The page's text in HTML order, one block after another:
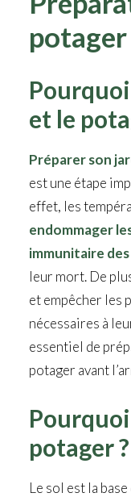
et le
Préparer son
est une étape
effet, les
endommager
immunitaire
leur mort. De
et empêcher les
nécessaires à
essentiel de
potager avant
potager ?
Le sol est la